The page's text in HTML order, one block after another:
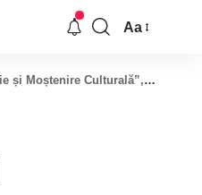
Aa
la Liceul „Doamna Chiajna”